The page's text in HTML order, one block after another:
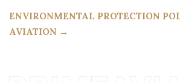
ENVIRONMENTAL PROTECTION
AVIATION →